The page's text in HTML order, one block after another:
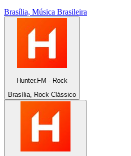
Brasília, Música Brasileira
Hunter.FM - Rock
Brasília, Rock Clássico